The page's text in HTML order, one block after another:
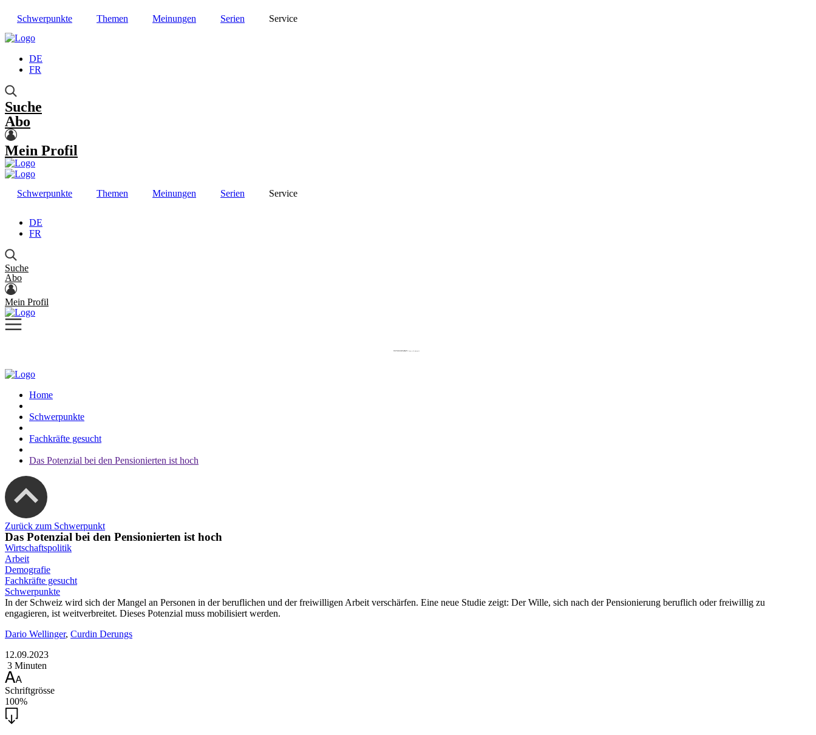
Schwerpunkte Themen Meinungen Serien Service
DE
FR
Suche
Abo
Mein Profil
Schwerpunkte Themen Meinungen Serien Service
DE
FR
Suche
Abo
Mein Profil
Home
Schwerpunkte
Fachkräfte gesucht
Das Potenzial bei den Pensionierten ist hoch
Zurück zum Schwerpunkt
Das Potenzial bei den Pensionierten ist hoch
Wirtschaftspolitik
Arbeit
Demografie
Fachkräfte gesucht
Schwerpunkte
In der Schweiz wird sich der Mangel an Personen in der beruflichen und der freiwilligen Arbeit verschärfen. Eine neue Studie zeigt: Der Wille, sich nach der Pensionierung beruflich oder freiwillig zu
engagieren, ist weitverbreitet. Dieses Potenzial muss mobilisiert werden.
Dario Wellinger, Curdin Derungs
12.09.2023
3 Minuten
Schriftgrösse
100%